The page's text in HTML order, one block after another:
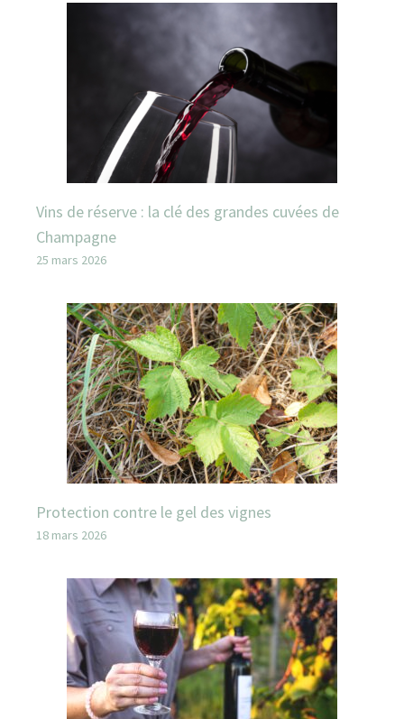
Vins de réserve : la clé des grandes cuvées de
Champagne
25 mars 2026
Protection contre le gel des vignes
18 mars 2026